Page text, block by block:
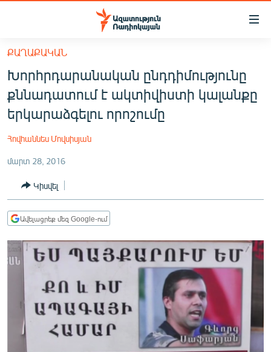
Մատչելիության
հիմնական
բովանդակությանը
Անցնել
հիմնական
մենյուին
ՀԱՅԱՍՏԱՆ
ՔԱՂԱՔԱԿԱՆ
ՏՆՏԵՍՈՒԹՅՈՒՆ
ՂԱՐԱԲԱՂ
ՏԱՐԱԾԱՇՐՋԱՆ
ՄԻՋԱԶԳԱՅԻՆ
ՄՇԱԿՈՒՅԹ
ՍՊՈՐՏ
ՄԵԿՆԱԲԱՆՈՒԹՅՈՒՆ
ՔԱՂԱՔԱԿԱՆ
Խորհրդարանական ընդդիմությունը
քննադատում է ակտիվիստի կալանքը
երկարաձգելու որոշումը
Հովհաննես Մովսիսյան
մարտ 28, 2016
Կիսվել
Ավելացրեք մեզ Google-ում